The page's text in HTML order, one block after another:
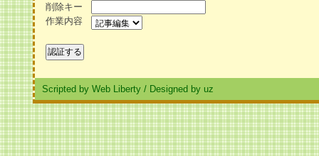
削除キー
作業内容
Scripted by Web Liberty / Designed by uz